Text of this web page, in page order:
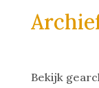
Bekijk